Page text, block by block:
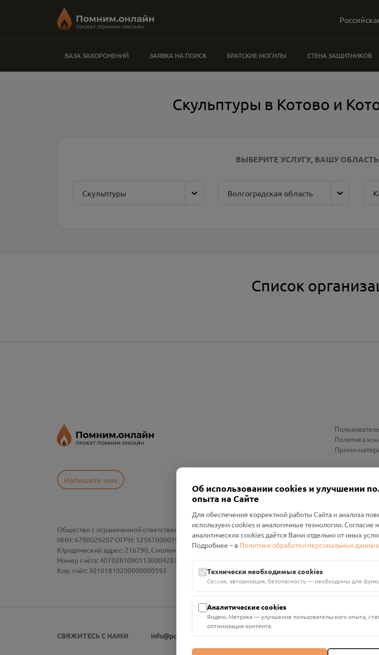
БАЗА ЗАХОРОНЕНИЙ ЗАЯВКА НА ПОИСК БРАТСКИЕ МОГИЛЫ СТЕНА ЗАЩИТНИКОВ
Скульптуры в Котово и
ВЫБЕРИТЕ УСЛУГУ, ВАШУ
Скульптуры Волгоградская область
Список
Напишите нам
Политика
Промо-
Общество с ограниченной ответственностью «Смоленский Проект Помним»
ИНН: 6700029207 ОГРН: 1256700001986
Юридический адрес: 216790, Смоленская область, р-н Руднянский, г. Рудня, улица Западная, д. 26А,
Номер счёта: 40702810901130004287 в АО "АЛЬФА-БАНК"
Кор. счёт: 30101810200000000593
СВЯЖИТЕСЬ С НАМИ info@pomnim.online
Об использовании cookies и улучшении
опыта на Сайте
Для обеспечения корректной работы Сайта и анализа
используем cookies и аналогичные технологии. Согласие
аналитических cookies даётся Вами отдельно от иных
Подробнее – в Политике обработки персональных данных
Технически необходимые cookies
Сессия, авторизация, безопасность — необходимы для
Аналитические cookies
Яндекс.Метрика — улучшение пользовательского опыта,
оптимизация контента